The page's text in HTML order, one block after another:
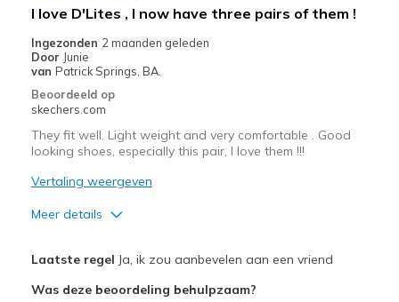
Travel
Width
Feels true to width
Sizing
Feels true to size
View On Shoes
I love D'Lites , I now have three pairs of them !
Ingezonden 2 maanden geleden
Door Junie
van Patrick Springs, BA.
Beoordeeld op
skechers.com
They fit well. Light weight and very comfortable . Good
looking shoes, especially this pair, I love them !!!
Vertaling weergeven
Meer details
Laatste regel Ja, ik zou aanbevelen aan een vriend
Was deze beoordeling behulpzaam?